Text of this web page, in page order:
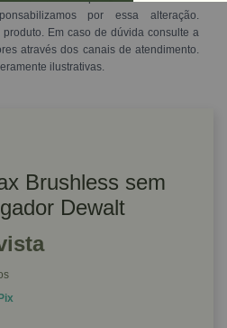
por essa alteração.
Em caso de dúvida consulte a
através dos canais de atendimento.
ilustrativas.
Brushless sem
Dewalt